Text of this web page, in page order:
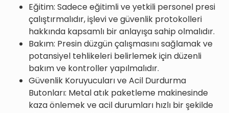
Eğitim: Sadece eğitimli ve yetkili personel presi
çalıştırmalıdır, işlevi ve güvenlik protokolleri
hakkında kapsamlı bir anlayışa sahip olmalıdır.
Bakım: Presin düzgün çalışmasını sağlamak ve
potansiyel tehlikeleri belirlemek için düzenli
bakım ve kontroller yapılmalıdır.
Güvenlik Koruyucuları ve Acil Durdurma
Butonları: Metal atık paketleme makinesinde
kaza önlemek ve acil durumları hızlı bir şekilde